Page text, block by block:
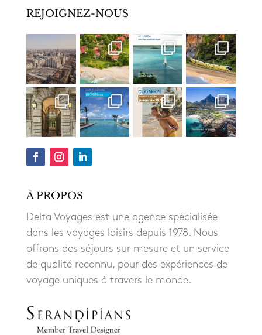
REJOIGNEZ-NOUS
À PROPOS
Delta Voyages est une agence spécialisée
dans les voyages loisirs depuis 1978. Nous
offrons des séjours sur mesure et un service
de qualité reconnu, pour des expériences de
voyage uniques à travers le monde.